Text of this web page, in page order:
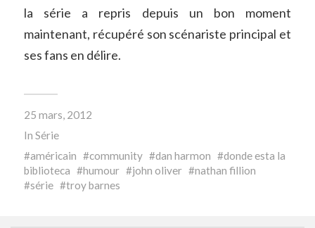
la série a repris depuis un bon moment
maintenant, récupéré son scénariste principal et
ses fans en délire.
25 mars, 2012
In Série
américain
community dan harmon
donde esta la
biblioteca
humour john oliver
nathan fillion
série
troy barnes